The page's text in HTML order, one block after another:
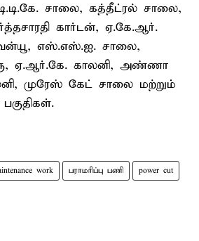
சாலை, கத்தீட்ரல் சாலை,
கார்டன், ஏ.கே.ஆர்.
எஸ்.எஸ்.ஐ. சாலை,
ஏ.ஆர்.கே. காலனி, அண்ணா
முரேஸ் கேட் சாலை மற்றும்
work பராமரிப்பு பணி power cut